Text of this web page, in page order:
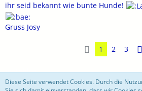
ihr seid bekannt wie bunte Hunde!
Gruss Josy
1 2 3
motoblog
Diese Seite verwendet Cookies. Durch die